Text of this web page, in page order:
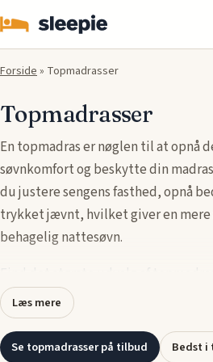
Forside» Topmadrasser
Topmadrasser
En topmadras er nøglen til at opnå
søvnkomfort og beskytte din
du justere sengens fasthed, opnå
trykket jævnt, hvilket giver en mere
behagelig nattesøvn.
Topmadrasser, også kaldet
materialer som memory foam, latex
unikke fordele som trykaflastning,
Læs mere
Se topmadrasser på tilbud Bedst i